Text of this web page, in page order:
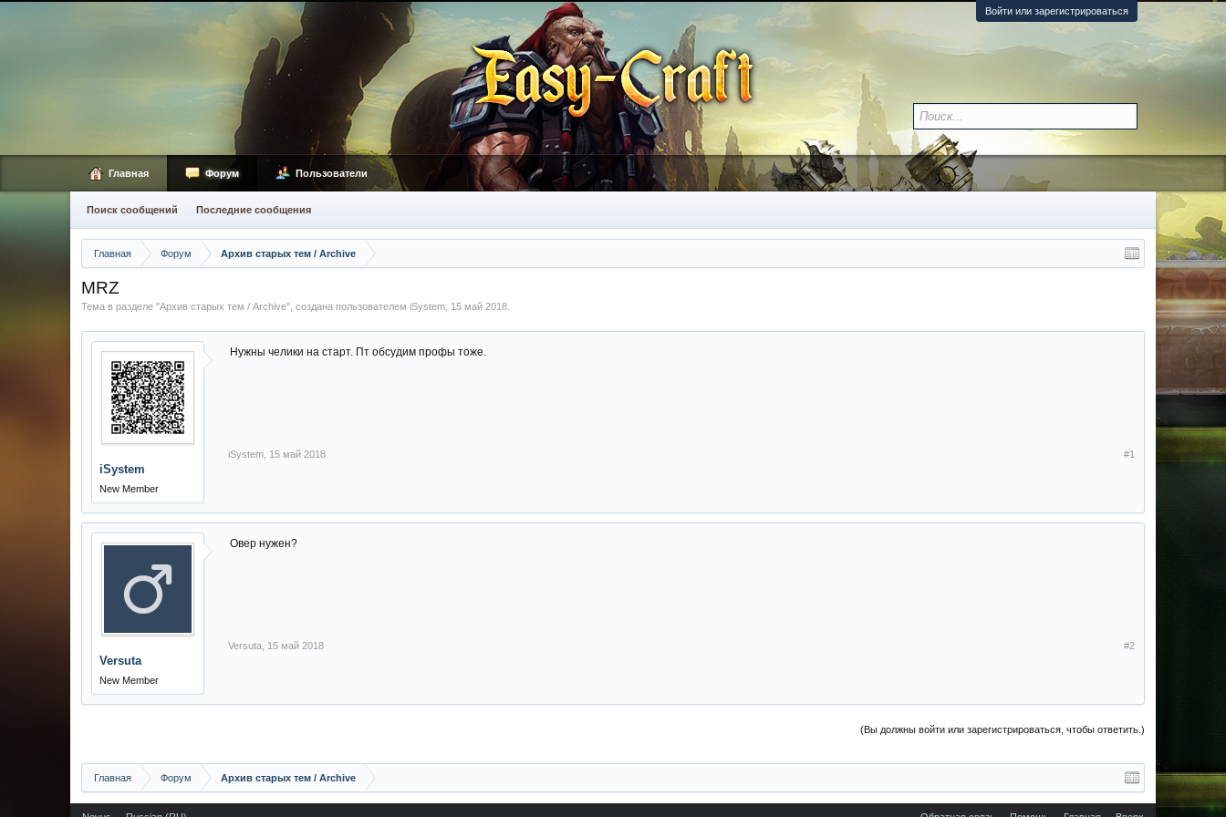
Войти или зарегистрироваться
Главная Форум Архив старых тем / Archive
MRZ
Тема в разделе "Архив старых тем / Archive", создана пользователем iSystem 15 май 2018
iSystem
New Member
Нужны челики на старт. Пт обсудим профы тоже.
iSystem 15 май 2018 #1
Versuta
New Member
Овер нужен?
Versuta 15 май 2018 #2
(Вы должны войти или зарегистрироваться, чтобы ответить.)
Главная Форум Архив старых тем / Archive
Главная Форум
Поиск сообщений Последние сообщения
Пользователи